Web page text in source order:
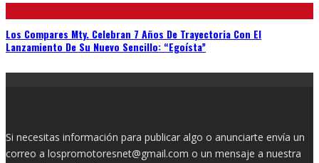
Los Compares Mty. Celebran 7 Años De Trayectoria Con El
Lanzamiento De Su Nuevo Sencillo: “Egoísta”
Si necesitas información para publicar algo o anunciarte envía un
correo a lospromotoresnet@gmail.com o un mensaje a nuestra